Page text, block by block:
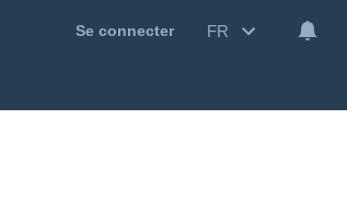
Se connecter FR